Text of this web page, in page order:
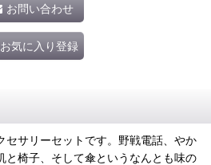
お問い合わせ
お気に入り登録
セサリーセットです。野戦電話、やか
と椅子、そして傘というなんとも味の